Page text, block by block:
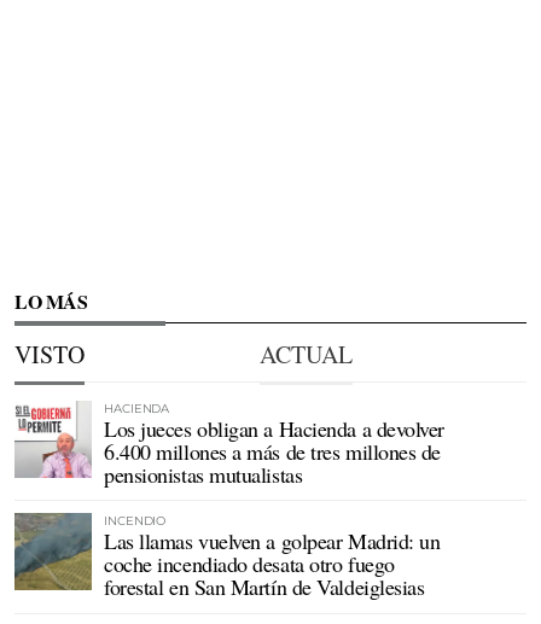
LO MÁS
VISTO ACTUAL
HACIENDA
Los jueces obligan a Hacienda a devolver
6.400 millones a más de tres millones de
pensionistas mutualistas
INCENDIO
Las llamas vuelven a golpear Madrid: un
coche incendiado desata otro fuego
forestal en San Martín de Valdeiglesias